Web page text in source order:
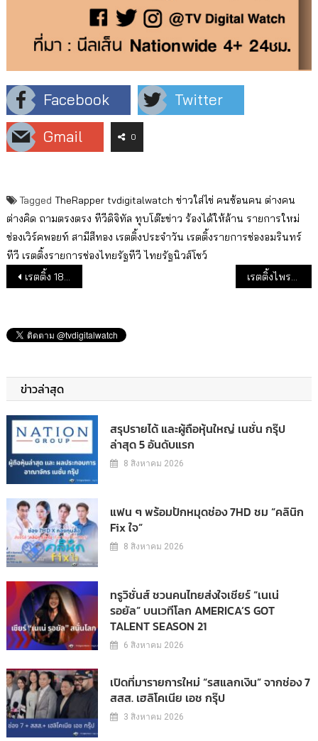
Facebook
Twitter
Gmail
0
Tagged TheRapper tvdigitalwatch ข่าวใส่ไข่ คนซ้อนคน ต่างคน
ต่างคิด ถามตรงตรง ทีวีดิจิทัล ทุบโต๊ะข่าว ร้องได้ให้ล้าน รายการใหม่
ช่องเวิร์คพอยท์ สามีสีทอง เรตติ้งประจำวัน เรตติ้งรายการช่องอมรินทร์
ทีวี เรตติ้งรายการช่องไทยรัฐทีวี ไทยรัฐนิวส์โชว์
แนะแนวเรื่อง
เรตติ้ง 18 ช่องทีวีดิจิทัล เดือน ก.พ. 63 เรตติ้งไพรม์ไทม์คืนวันอังคาร
ข่าวล่าสุด
สรุปรายได้ และผู้ถือหุ้นใหญ่ เนชั่น กรุ๊ป
ล่าสุด 5 อันดับแรก
8 สิงหาคม 2026
แฟน ๆ พร้อมปักหมุดช่อง 7HD ชม “คลินิก
Fix ใจ”
8 สิงหาคม 2026
ทรูวิชั่นส์ ชวนคนไทยส่งใจเชียร์ “เนเน่
รอยัล” บนเวทีโลก AMERICA’S GOT
TALENT SEASON 21
6 สิงหาคม 2026
เปิดที่มารายการใหม่ “รสแลกเงิน” จากช่อง 7
สสส. เฮลิโคเนีย เอช กรุ๊ป
3 สิงหาคม 2026